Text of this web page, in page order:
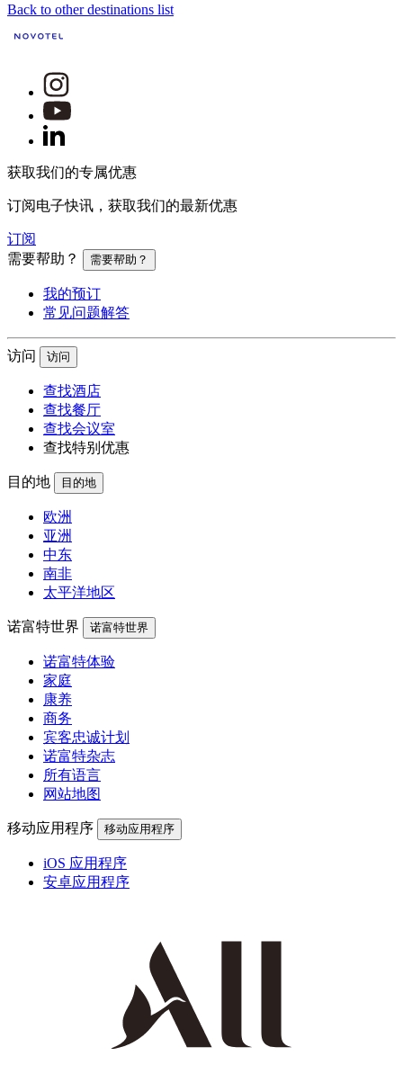
Back to other destinations list
获取我们的专属优惠
订阅电子快讯，获取我们的最新优惠
订阅
需要帮助？
需要帮助？
我的预订
常见问题解答
访问 访问
查找酒店
查找餐厅
查找会议室
查找特别优惠
目的地 目的地
欧洲
亚洲
中东
南非
太平洋地区
诺富特世界 诺富特世界
诺富特体验
家庭
康养
商务
宾客忠诚计划
诺富特杂志
所有语言
网站地图
移动应用程序 移动应用程序
iOS 应用程序
安卓应用程序